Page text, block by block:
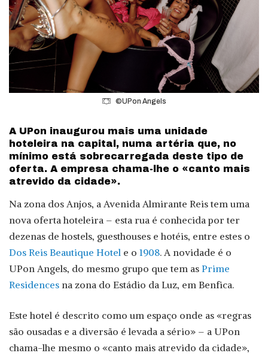
©UPon Angels
A UPon inaugurou mais uma unidade
hoteleira na capital, numa artéria que, no
mínimo está sobrecarregada deste tipo de
oferta. A empresa chama-lhe o «canto mais
atrevido da cidade».
Na zona dos Anjos, a Avenida Almirante Reis tem uma
nova oferta hoteleira – esta rua é conhecida por ter
dezenas de hostels, guesthouses e hotéis, entre estes o
Dos Reis Beautique Hotel e o 1908. A novidade é o
UPon Angels, do mesmo grupo que tem as Prime
Residences na zona do Estádio da Luz, em Benfica.
Este hotel é descrito como um espaço onde as «regras
são ousadas e a diversão é levada a sério» – a UPon
chama-lhe mesmo o «canto mais atrevido da cidade»,